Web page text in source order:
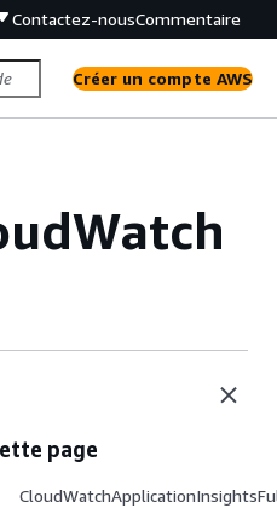
Contactez-nousCommentaire
Créer un compte AWS
page